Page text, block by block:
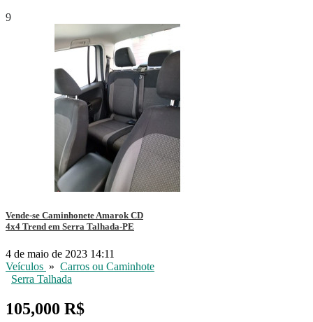
9
Vende-se Caminhonete Amarok CD
4x4 Trend em Serra Talhada-PE
4 de maio de 2023 14:11
Veículos » Carros ou Caminhote
Serra Talhada
105,000 R$